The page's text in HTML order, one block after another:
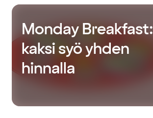
Monday Breakfast:
kaksi syö yhden
hinnalla